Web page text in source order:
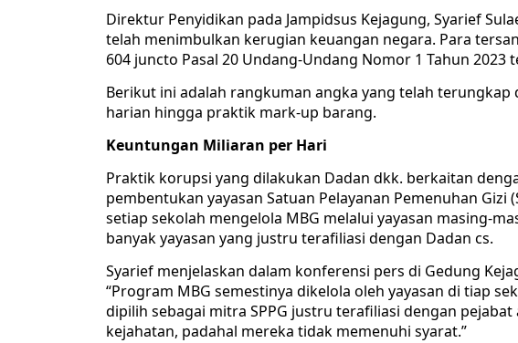
Direktur Penyidikan pada Jampidsus Kejagung, Syarief
telah menimbulkan kerugian keuangan negara. Para
604 juncto Pasal 20 Undang-Undang Nomor 1 Tahun 2023
Berikut ini adalah rangkuman angka yang telah
harian hingga praktik mark-up barang.
Keuntungan Miliaran per Hari
Praktik korupsi yang dilakukan Dadan dkk. berkaitan
pembentukan yayasan Satuan Pelayanan Pemenuhan Gizi
setiap sekolah mengelola MBG melalui yayasan masing-
banyak yayasan yang justru terafiliasi dengan Dadan cs.
Syarief menjelaskan dalam konferensi pers di Gedung
“Program MBG semestinya dikelola oleh yayasan di tiap
dipilih sebagai mitra SPPG justru terafiliasi dengan
kejahatan, padahal mereka tidak memenuhi syarat.”